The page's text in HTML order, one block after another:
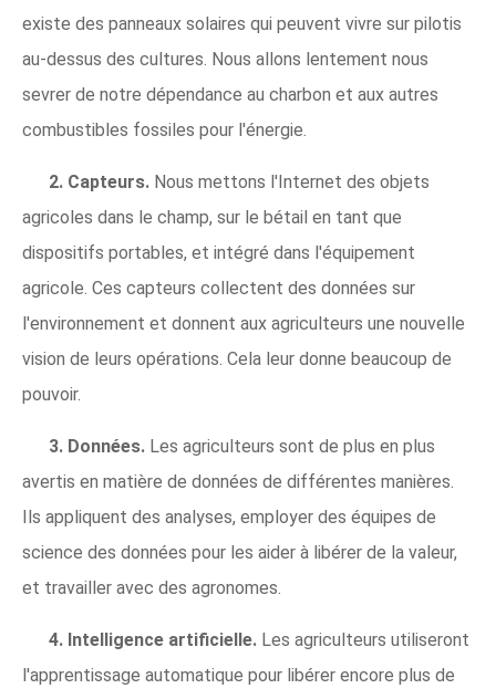
existe des panneaux solaires qui peuvent vivre sur pilotis
au-dessus des cultures. Nous allons lentement nous
sevrer de notre dépendance au charbon et aux autres
combustibles fossiles pour l'énergie.
2. Capteurs. Nous mettons l'Internet des objets
agricoles dans le champ, sur le bétail en tant que
dispositifs portables, et intégré dans l'équipement
agricole. Ces capteurs collectent des données sur
l'environnement et donnent aux agriculteurs une nouvelle
vision de leurs opérations. Cela leur donne beaucoup de
pouvoir.
3. Données. Les agriculteurs sont de plus en plus
avertis en matière de données de différentes manières.
Ils appliquent des analyses, employer des équipes de
science des données pour les aider à libérer de la valeur,
et travailler avec des agronomes.
4. Intelligence artificielle. Les agriculteurs utiliseront
l'apprentissage automatique pour libérer encore plus de